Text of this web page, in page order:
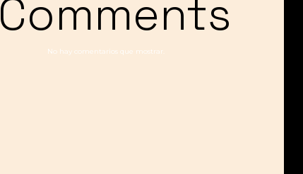
Comments
No hay comentarios que mostrar.